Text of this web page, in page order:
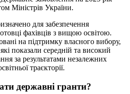
Міністрів України.
для забезпечення
фахівців з вищою освітою.
на підтримку власного вибору,
показали середній та високий
за результатами незалежних
траєкторії.
державні гранти?